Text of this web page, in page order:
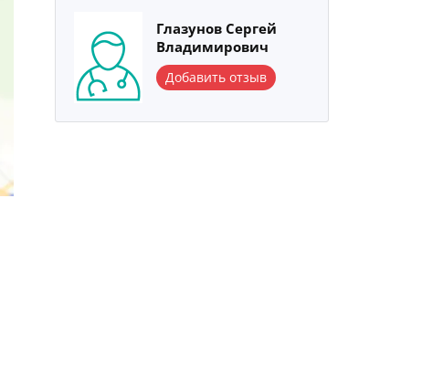
Глазунов Сергей
Владимирович
Добавить отзыв